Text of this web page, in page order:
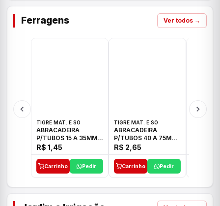
Ferragens Ver todos →
TIGRE MAT. E SO
ABRACADEIRA
P/TUBOS 15 A 35MM
TIGRE
R$ 1,45
Carrinho Pedir
TIGRE MAT. E SO
ABRACADEIRA
P/TUBOS 40 A 75MM
TIGRE
R$ 2,65
Carrinho Pedir